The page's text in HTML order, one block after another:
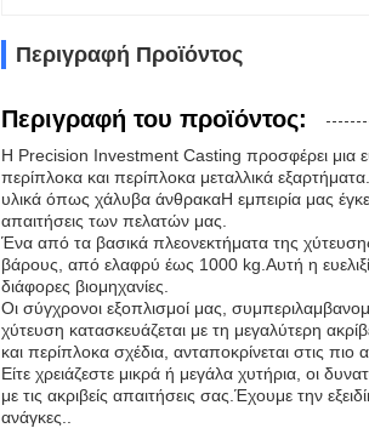
Περιγραφή Προϊόντος
Περιγραφή του προϊόντος:
Η Precision Investment Casting προσφέρει μια
περίπλοκα και περίπλοκα μεταλλικά
υλικά όπως χάλυβα άνθρακαΗ εμπειρία μας
απαιτήσεις των πελατών μας.
Ένα από τα βασικά πλεονεκτήματα της
βάρους, από ελαφρύ έως 1000 kg.Αυτή η
διάφορες βιομηχανίες.
Οι σύγχρονοι εξοπλισμοί μας,
χύτευση κατασκευάζεται με τη μεγαλύτερη
και περίπλοκα σχέδια, ανταποκρίνεται στις
Είτε χρειάζεστε μικρά ή μεγάλα χυτήρια, οι
με τις ακριβείς απαιτήσεις σας.Έχουμε την
ανάγκες..